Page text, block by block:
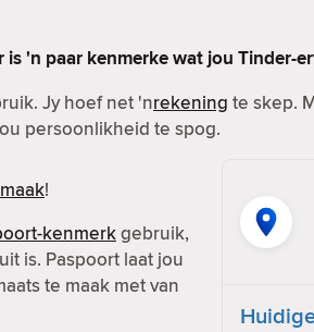
'n paar kenmerke wat jou Tinder-
Jy hoef net 'nrekening te skep.
persoonlikheid te spog.
!
kenmerkgebruik,
is. Paspoort laat jou
te maak met van